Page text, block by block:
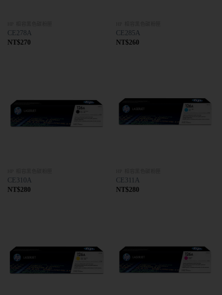
CE278A
NT$270
CE285A
NT$260
CE310A
NT$280
CE311A
NT$280